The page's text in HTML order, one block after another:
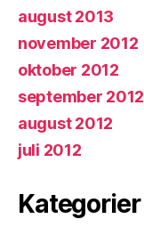
august 2013
november 2012
oktober 2012
september 2012
august 2012
juli 2012
Kategorier